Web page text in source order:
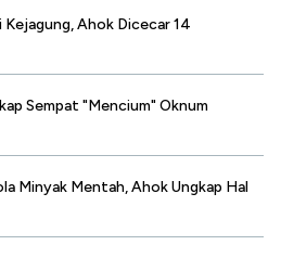
Kejagung, Ahok Dicecar 14
Sempat "Mencium" Oknum
Minyak Mentah, Ahok Ungkap Hal